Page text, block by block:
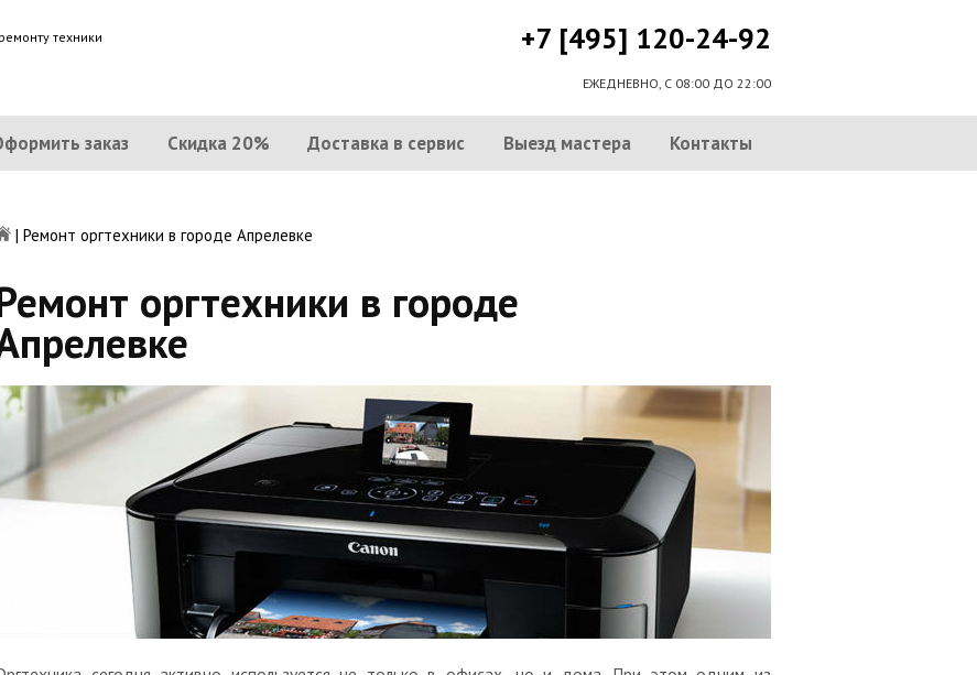
техники
+7 [495] 120-24-92
ЕЖЕДНЕВНО, С 08:00 ДО 22:00
заказ Скидка 20% Доставка в сервис Выезд мастера Контакты
| Ремонт оргтехники в городе Апрелевке
оргтехники в городе